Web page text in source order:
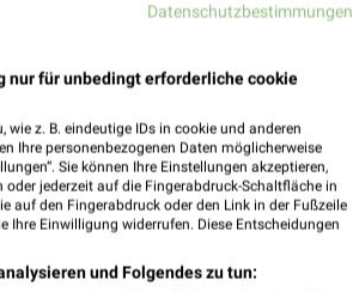
Datenschutzbestimmungen
nur für unbedingt erforderliche cookie
z. B. eindeutige IDs in cookie und anderen
Ihre personenbezogenen Daten möglicherweise
Sie können Ihre Einstellungen akzeptieren,
jederzeit auf die Fingerabdruck-Schaltfläche in
auf den Fingerabdruck oder den Link in der Fußzeile
Ihre Einwilligung widerrufen. Diese Entscheidungen
und Folgendes zu tun: